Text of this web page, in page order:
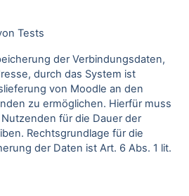
Tests
der Verbindungsdaten,
durch das System ist
von Moodle an den
zu ermöglichen. Hierfür muss
für die Dauer der
Rechtsgrundlage für die
der Daten ist Art. 6 Abs. 1 lit.